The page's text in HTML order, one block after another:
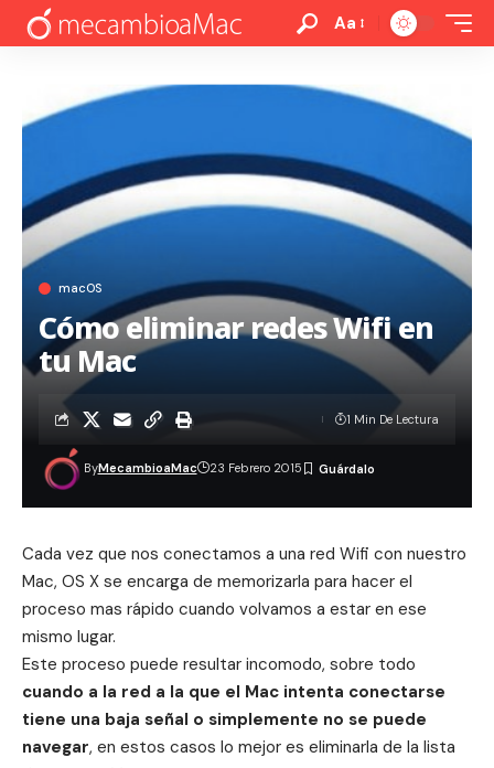
Aa
macOS
Cómo eliminar redes Wifi en
tu Mac
ByMecambioaMac 23 Febrero 2015
1 Min De Lectura
Cada vez que nos conectamos a una red Wifi con nuestro
Mac, OS X se encarga de memorizarla para hacer el
proceso mas rápido cuando volvamos a estar en ese
mismo lugar.
Este proceso puede resultar incomodo, sobre todo
cuando a la red a la que el Mac intenta conectarse
tiene una baja señal o simplemente no se puede
navegar, en estos casos lo mejor es eliminarla de la lista